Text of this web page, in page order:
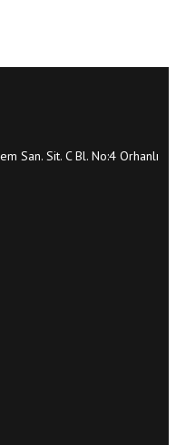
San. Sit. C Bl. No:4 Orhanlı